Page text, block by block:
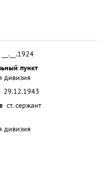
__.__.1924
пункт
дивизия
29.12.1943
ст. сержант
дивизия